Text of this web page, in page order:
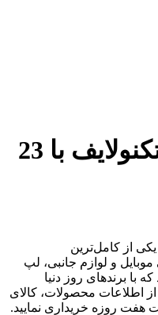
محصولات منتخب تکنولایف با 23
یکی از کامل‌ترین
و لوازم جانبی، لپ
با برندهای روز دنیا
از اطلاعات محصولات، کالای
هفت روزه خریداری نمایید.